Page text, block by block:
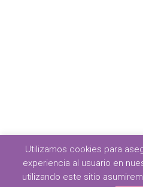
Utilizamos cookies para
experiencia al usuario en
utilizando este sitio